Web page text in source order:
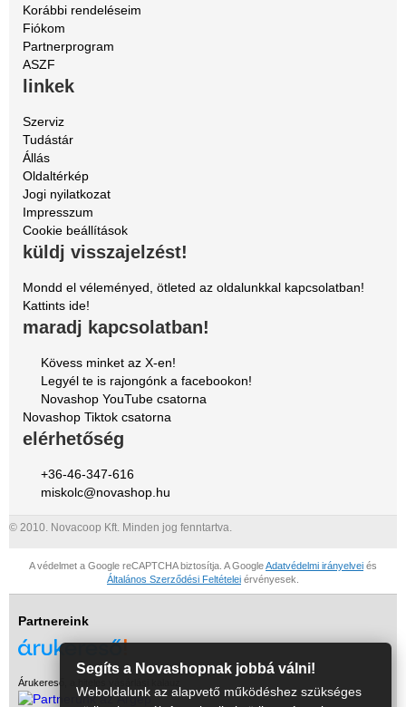
Korábbi rendeléseim
Fiókom
Partnerprogram
ASZF
linkek
Szerviz
Tudástár
Állás
Oldaltérkép
Jogi nyilatkozat
Impresszum
Cookie beállítások
küldj visszajelzést!
Mondd el véleményed, ötleted az oldalunkkal kapcsolatban!
Kattints ide!
maradj kapcsolatban!
Kövess minket az X-en!
Legyél te is rajongónk a facebookon!
Novashop YouTube csatorna
Novashop Tiktok csatorna
elérhetőség
+36-46-347-616
miskolc@novashop.hu
© 2010. Novacoop Kft. Minden jog fenntartva.
A védelmet a Google reCAPTCHA biztosítja. A GoogleAdatvédelmi irányelvei és
Általános Szerződési Feltételei érvényesek.
Partnereink
Árukereső, a hiteles vásárlási kalauz
Segíts a Novashopnak jobbá válni!
Weboldalunk az alapvető működéshez szükséges